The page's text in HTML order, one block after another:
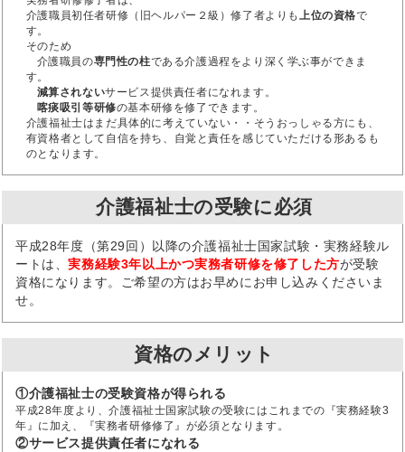
介護職員初任者研修（旧ヘルパー２級）修了者よりも上位の資格で
す。
そのため
介護職員の専門性の柱である介護過程をより深く学ぶ事ができま
す。
減算されないサービス提供責任者になれます。
喀痰吸引等研修の基本研修を修了できます。
介護福祉士はまだ具体的に考えていない・・そうおっしゃる方にも、
有資格者として自信を持ち、自覚と責任を感じていただける形あるも
のとなります。
介護福祉士の受験に必須
平成28年度（第29回）以降の介護福祉士国家試験・実務経験ル
ートは、実務経験3年以上かつ実務者研修を修了した方が受験
資格になります。ご希望の方はお早めにお申し込みくださいま
せ。
資格のメリット
①介護福祉士の受験資格が得られる
平成28年度より、介護福祉士国家試験の受験にはこれまでの『実務経験3
年』に加え、『実務者研修修了』が必須となります。
②サービス提供責任者になれる